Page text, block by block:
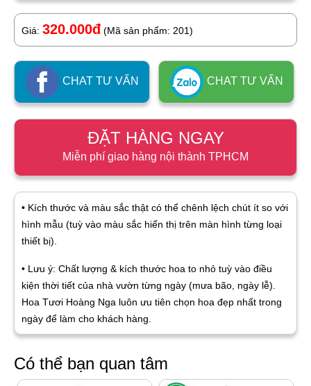
Giá: 320.000đ (Mã sản phẩm: 201)
CHAT TƯ VẤN CHAT TƯ VẤN
ĐẶT HÀNG NGAY
Miễn phí giao hàng nội thành TPHCM
• Kích thước và màu sắc thật có thể chênh lệch chút ít so với
hình mẫu (tuỳ vào màu sắc hiển thị trên màn hình từng loại
thiết bị).
• Lưu ý: Chất lượng & kích thước hoa to nhỏ tuỳ vào điều
kiện thời tiết của nhà vườn từng ngày (mưa bão, ngày lễ).
Hoa Tươi Hoàng Nga luôn ưu tiên chọn hoa đẹp nhất trong
ngày để làm cho khách hàng.
Có thể bạn quan tâm